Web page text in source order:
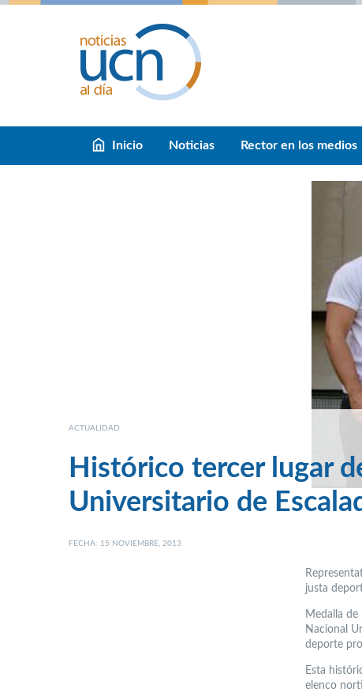
Inicio Noticias Rector en los medios
ACTUALIDAD
Histórico tercer lugar
Universitario de
FECHA: 15 NOVIEMBRE, 2013
justa
Medalla
Nacional
deporte
Esta
elenco